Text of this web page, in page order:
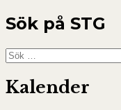
Sök på STG
Sök
efter:
Kalender